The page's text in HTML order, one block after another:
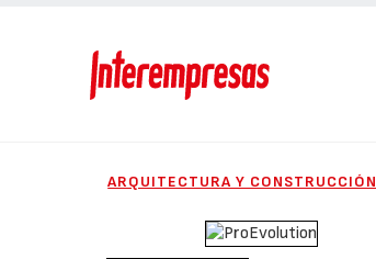
ARQUITECTURA Y CONSTRUCCIÓN